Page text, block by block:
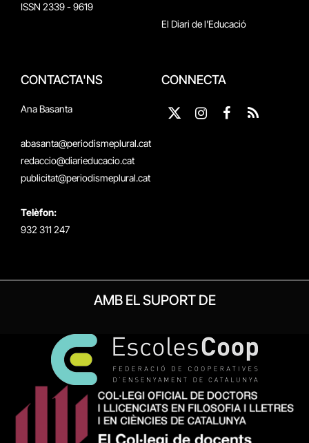
ISSN 2339 - 9619
El Diari de l'Educació
CONTACTA'NS
Ana Basanta
abasanta@periodismeplural.cat
redaccio@diarieducacio.cat
publicitat@periodismeplural.cat
Telèfon:
932 311 247
CONNECTA
X
Instagram
Facebook
RSS
AMB EL SUPORT DE